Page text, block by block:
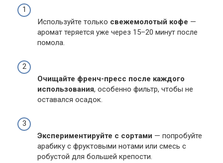
Используйте только свежемолотый кофе —
аромат теряется уже через 15–20 минут после
помола.
Очищайте френч-пресс после каждого
использования, особенно фильтр, чтобы не
оставался осадок.
Экспериментируйте с сортами — попробуйте
арабику с фруктовыми нотами или смесь с
робустой для большей крепости.